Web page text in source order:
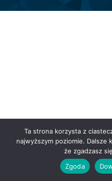
Ta strona korzysta z
najwyższym poziomie. Dalsze
że zgadzasz
Zgoda